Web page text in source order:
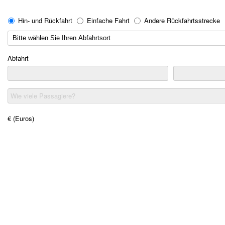
Hin- und Rückfahrt Einfache Fahrt Andere Rückfahrtsstrecke
Abfahrt
Wie viele Passagiere?
€ (Euros)